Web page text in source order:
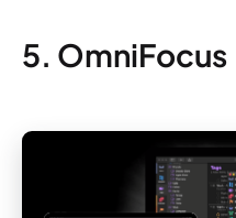
5. OmniFocus